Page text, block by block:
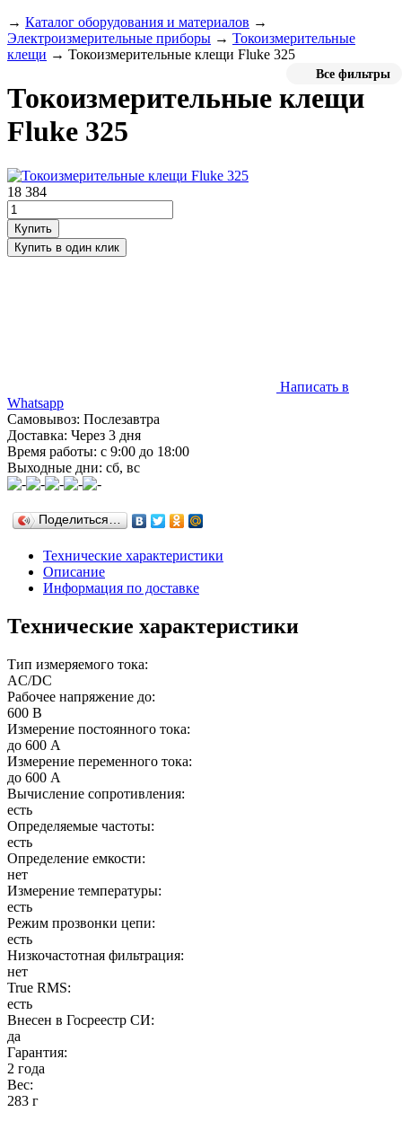
→ Каталог оборудования и материалов →
Электроизмерительные приборы → Токоизмерительные
клещи → Токоизмерительные клещи Fluke 325
Все фильтры
Токоизмерительные клещи
Fluke 325
18 384
Написать в
Whatsapp
Самовывоз: Послезавтра
Доставка: Через 3 дня
Время работы: с 9:00 до 18:00
Выходные дни: сб, вс
Поделиться…
Технические характеристики
Описание
Информация по доставке
Технические характеристики
Тип измеряемого тока:
AC/DC
Рабочее напряжение до:
600 В
Измерение постоянного тока:
до 600 А
Измерение переменного тока:
до 600 А
Вычисление сопротивления:
есть
Определяемые частоты:
есть
Определение емкости:
нет
Измерение температуры:
есть
Режим прозвонки цепи:
есть
Низкочастотная фильтрация:
нет
True RMS:
есть
Внесен в Госреестр СИ:
да
Гарантия:
2 года
Вес:
283 г